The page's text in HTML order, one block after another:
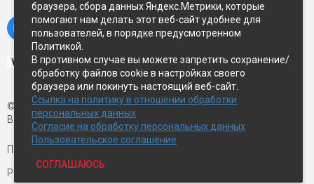
© Экспострой, 2026 г.
Все права защищены
Письмо директору:
Разработка сайта —
браузера, сбора данных Яндекс.Метрики, которые
помогают нам делать этот веб-сайт удобнее для
пользователей, в порядке предусмотренном
Политикой.
В противном случае вы можете запретить сохранение/
обработку файлов cookie в настройках своего
браузера или покинуть настоящий веб-сайт.
Ссылка на политику в отношении обработки
персональных данных
Согласие на обработку персональных данных
Пользовательское соглашение
СОГЛАШАЮСЬ